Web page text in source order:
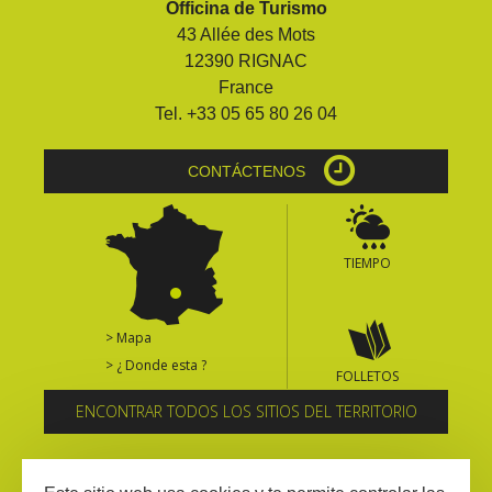
Los más bonitos pueblos en
El Pays des Bastides du
Rouergue
Las ciudades y países de
arte y historia
De la valle del Lot al País
Decazeville – Aubin
Patrimonio mundial de la
Officina de Turismo
43 Allée des Mots
12390 RIGNAC
France
Tel. +33 05 65 80 26 04
CONTÁCTENOS
> Mapa
> ¿ Donde esta ?
TIEMPO
FOLLETOS
ENCONTRAR TODOS LOS SITIOS DEL TERRITORIO
Suscríbase al boletín informativo